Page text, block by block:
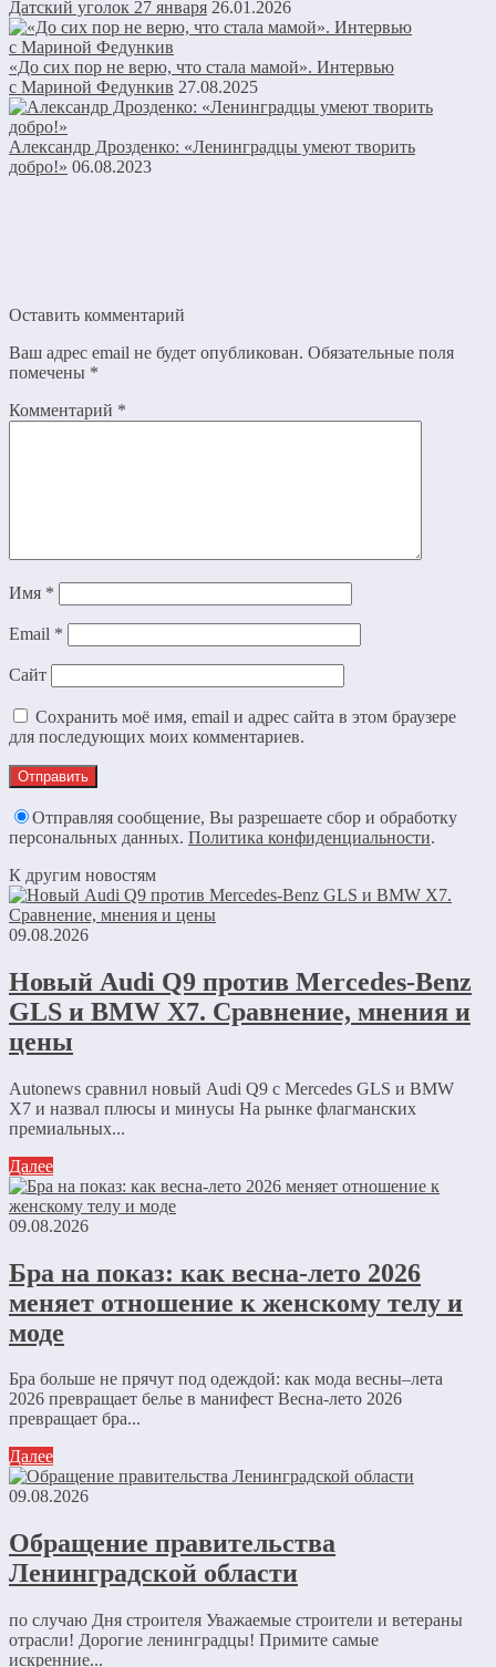
Датский уголок 27 января 26.01.2026
«До сих пор не верю, что стала мамой». Интервью
с Мариной Федункив 27.08.2025
Александр Дрозденко: «Ленинградцы умеют творить
добро!» 06.08.2023
Оставить комментарий
Ваш адрес email не будет опубликован. Обязательные поля
помечены *
Комментарий *
Имя *
Email *
Сайт
Сохранить моё имя, email и адрес сайта в этом браузере
для последующих моих комментариев.
Отправляя сообщение, Вы разрешаете сбор и обработку
персональных данных. Политика конфиденциальности.
К другим новостям
09.08.2026
Новый Audi Q9 против Mercedes-Benz
GLS и BMW X7. Сравнение, мнения и
цены
Autonews сравнил новый Audi Q9 с Mercedes GLS и BMW
X7 и назвал плюсы и минусы На рынке флагманских
премиальных...
Далее
09.08.2026
Бра на показ: как весна-лето 2026
меняет отношение к женскому телу и
моде
Бра больше не прячут под одеждой: как мода весны–лета
2026 превращает белье в манифест Весна-лето 2026
превращает бра...
Далее
09.08.2026
Обращение правительства
Ленинградской области
по случаю Дня строителя Уважаемые строители и ветераны
отрасли! Дорогие ленинградцы! Примите самые
искренние...